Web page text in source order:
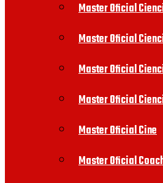
Master Oficial
Master Oficial
Master Oficial
Master Oficial
Master Oficial Cine
Master Oficial